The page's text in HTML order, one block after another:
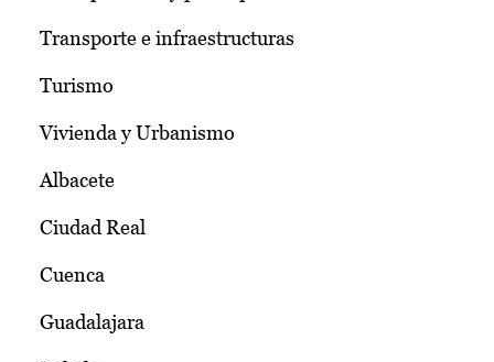
Transporte e infraestructuras
Turismo
Vivienda y Urbanismo
Albacete
Ciudad Real
Cuenca
Guadalajara